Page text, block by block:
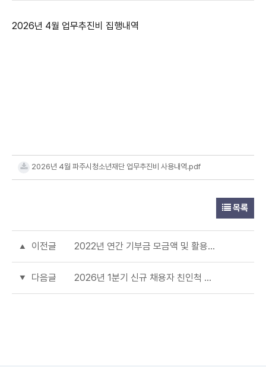
2026년 4월 업무추진비 집행내역
2026년 4월 파주시청소년재단 업무추진비 사용내역.pdf
목록
이전글 2022년 연간 기부금 모금액 및 활용실적 명세서 공개
다음글 2026년 1분기 신규 채용자 친인척 재직 관련 현황